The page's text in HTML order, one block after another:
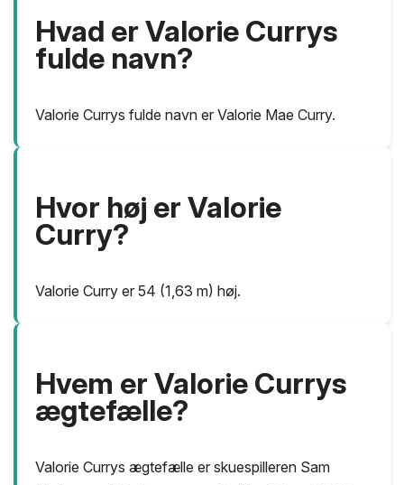
Hvad er Valorie Currys
fulde navn?
Valorie Currys fulde navn er Valorie Mae Curry.
Hvor høj er Valorie
Curry?
Valorie Curry er 54 (1,63 m) høj.
Hvem er Valorie Currys
ægtefælle?
Valorie Currys ægtefælle er skuespilleren Sam